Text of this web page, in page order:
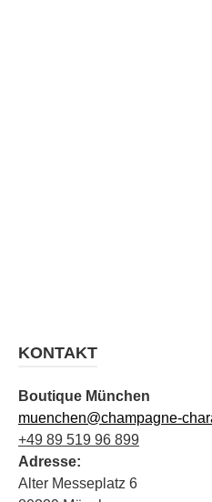
KONTAKT
Boutique München
muenchen@champagne-
+49 89 519 96 899
Adresse:
Alter Messeplatz 6